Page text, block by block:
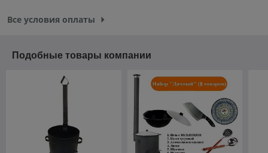
Все условия оплаты
Подобные товары компании